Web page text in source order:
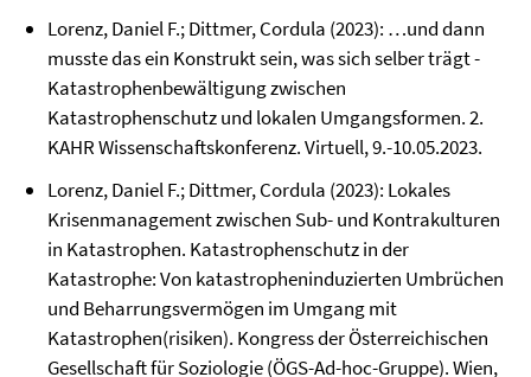
Lorenz, Daniel F.; Dittmer, Cordula (2023): …und dann
musste das ein Konstrukt sein, was sich selber trägt -
Katastrophenbewältigung zwischen
Katastrophenschutz und lokalen Umgangsformen. 2.
KAHR Wissenschaftskonferenz. Virtuell, 9.-10.05.2023.
Lorenz, Daniel F.; Dittmer, Cordula (2023): Lokales
Krisenmanagement zwischen Sub- und Kontrakulturen
in Katastrophen. Katastrophenschutz in der
Katastrophe: Von katastropheninduzierten Umbrüchen
und Beharrungsvermögen im Umgang mit
Katastrophen(risiken). Kongress der Österreichischen
Gesellschaft für Soziologie (ÖGS-Ad-hoc-Gruppe). Wien,